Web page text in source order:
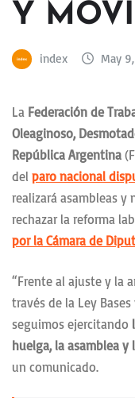
Y
index May
La Federación de
Oleaginoso,
República Argentina
del paro nacional
realizará asambleas
rechazar la reforma
por la Cámara de
“Frente al ajuste y la
través de la Ley
seguimos ejercitando
huelga, la asamblea y
un comunicado.